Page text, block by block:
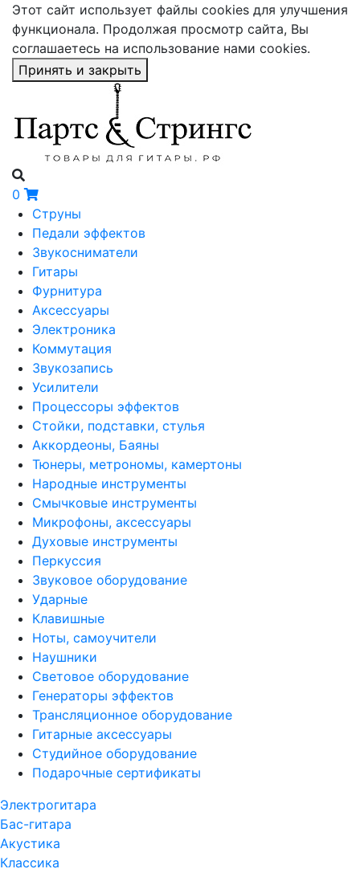
Этот сайт использует файлы cookies для улучшения
функционала. Продолжая просмотр сайта, Вы
соглашаетесь на использование нами cookies.
Принять и закрыть
0
Струны
Педали эффектов
Звукосниматели
Гитары
Фурнитура
Аксессуары
Электроника
Коммутация
Звукозапись
Усилители
Процессоры эффектов
Стойки, подставки, стулья
Аккордеоны, Баяны
Тюнеры, метрономы, камертоны
Народные инструменты
Смычковые инструменты
Микрофоны, аксессуары
Духовые инструменты
Перкуссия
Звуковое оборудование
Ударные
Клавишные
Ноты, самоучители
Наушники
Световое оборудование
Генераторы эффектов
Трансляционное оборудование
Гитарные аксессуары
Студийное оборудование
Подарочные сертификаты
Электрогитара
Бас-гитара
Акустика
Классика